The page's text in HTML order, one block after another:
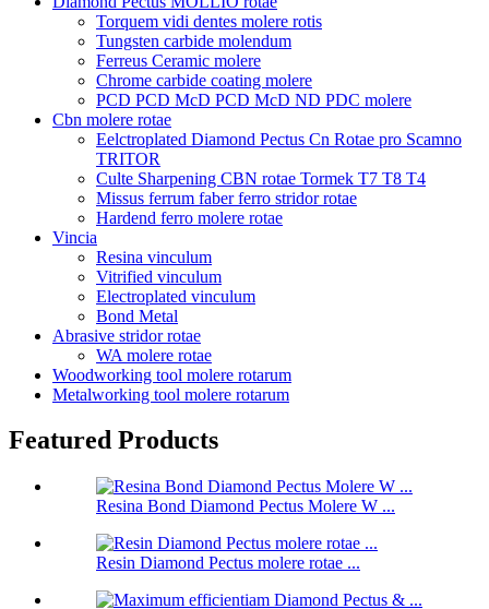
Torquem vidi dentes molere rotis
Tungsten carbide molendum
Ferreus Ceramic molere
Chrome carbide coating molere
PCD PCD McD PCD McD ND PDC molere
Cbn molere rotae
Eelctroplated Diamond Pectus Cn Rotae pro Scamno
TRITOR
Culte Sharpening CBN rotae Tormek T7 T8 T4
Missus ferrum faber ferro stridor rotae
Hardend ferro molere rotae
Vincia
Resina vinculum
Vitrified vinculum
Electroplated vinculum
Bond Metal
Abrasive stridor rotae
WA molere rotae
Woodworking tool molere rotarum
Metalworking tool molere rotarum
Featured Products
Resina Bond Diamond Pectus Molere W ...
Resin Diamond Pectus molere rotae ...